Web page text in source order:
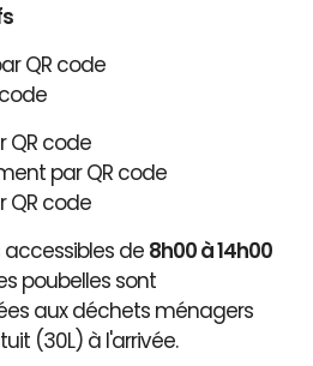
QR code
QR code
par QR code
QR code
de 8h00 à 14h00
poubelles sont
aux déchets ménagers
(30L) à l'arrivée.